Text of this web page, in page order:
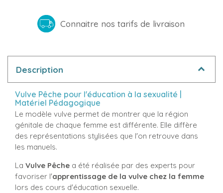
Connaitre nos tarifs de livraison
Description
Vulve Pêche pour l'éducation à la sexualité |
Matériel Pédagogique
Le modèle vulve permet de montrer que la région
génitale de chaque femme est différente. Elle diffère
des représentations stylisées que l'on retrouve dans
les manuels.
La Vulve Pêche a été réalisée par des experts pour
favoriser l'apprentissage de la vulve chez la femme
lors des cours d'éducation sexuelle.